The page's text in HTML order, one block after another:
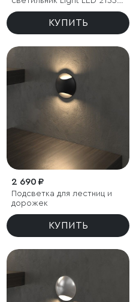
IP65
КУПИТЬ
2 690 ₽
Подсветка для лестниц и
дорожек
КУПИТЬ